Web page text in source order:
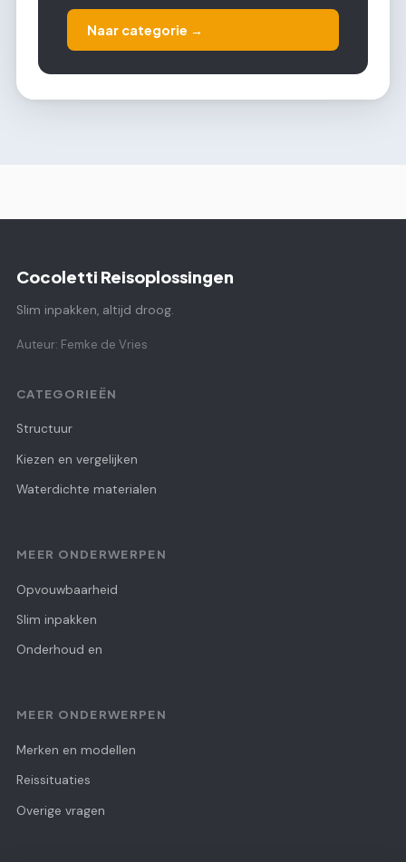
Naar categorie →
Cocoletti Reisoplossingen
Slim inpakken, altijd droog.
Auteur: Femke de Vries
CATEGORIEËN
Structuur
Kiezen en vergelijken
Waterdichte materialen
MEER ONDERWERPEN
Opvouwbaarheid
Slim inpakken
Onderhoud en
MEER ONDERWERPEN
Merken en modellen
Reissituaties
Overige vragen